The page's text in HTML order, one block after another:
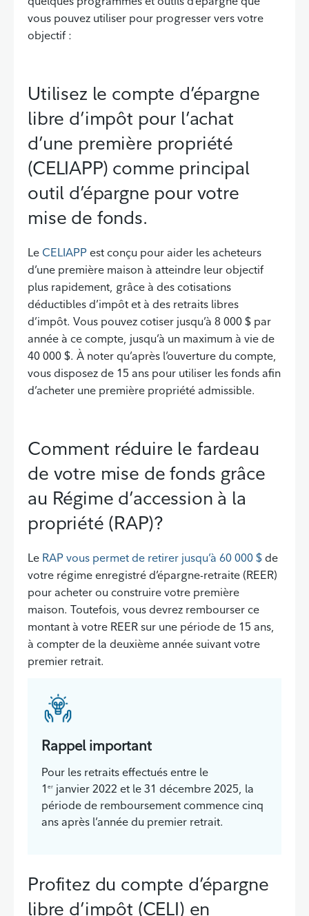
vous pouvez utiliser pour progresser vers votre
objectif :
Utilisez le compte d’épargne
libre d’impôt pour l’achat
d’une première propriété
(CELIAPP) comme principal
outil d’épargne pour votre
mise de fonds.
Le CELIAPP est conçu pour aider les acheteurs
d’une première maison à atteindre leur objectif
plus rapidement, grâce à des cotisations
déductibles d’impôt et à des retraits libres
d’impôt. Vous pouvez cotiser jusqu’à 8 000 $ par
année à ce compte, jusqu’à un maximum à vie de
40 000 $. À noter qu’après l’ouverture du compte,
vous disposez de 15 ans pour utiliser les fonds afin
d’acheter une première propriété admissible.
Comment réduire le fardeau
de votre mise de fonds grâce
au Régime d’accession à la
propriété (RAP)?
Le RAP vous permet de retirer jusqu’à 60 000 $ de
votre régime enregistré d’épargne-retraite (REER)
pour acheter ou construire votre première
maison. Toutefois, vous devrez rembourser ce
montant à votre REER sur une période de 15 ans,
à compter de la deuxième année suivant votre
premier retrait.
Rappel important
Pour les retraits effectués entre le
1 er janvier 2022 et le 31 décembre 2025, la
période de remboursement commence cinq
ans après l’année du premier retrait.
Profitez du compte d’épargne
libre d’impôt (CELI) en